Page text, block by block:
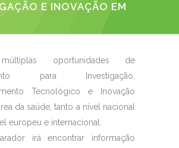
E INOVAÇÃO EM
oportunidades de
para Investigação,
Tecnológico e Inovação
da saúde, tanto a nível nacional
europeu e internacional.
irá encontrar informação